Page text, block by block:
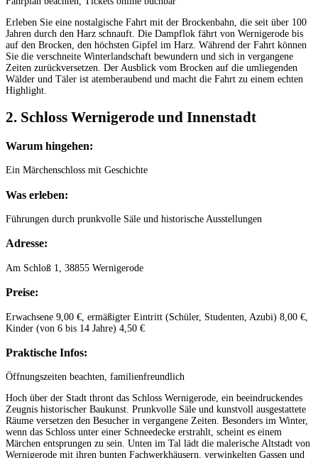
Erleben Sie eine nostalgische Fahrt mit der Brockenbahn, die seit über 100
Jahren durch den Harz schnauft. Die Dampflok fährt von Wernigerode bis
auf den Brocken, den höchsten Gipfel im Harz. Während der Fahrt können
Sie die verschneite Winterlandschaft bewundern und sich in vergangene
Zeiten zurückversetzen. Der Ausblick vom Brocken auf die umliegenden
Wälder und Täler ist atemberaubend und macht die Fahrt zu einem echten
Highlight.
2. Schloss Wernigerode und Innenstadt
Warum hingehen:
Ein Märchenschloss mit Geschichte
Was erleben:
Führungen durch prunkvolle Säle und historische Ausstellungen
Adresse:
Am Schloß 1, 38855 Wernigerode
Preise:
Erwachsene 9,00 €, ermäßigter Eintritt (Schüler, Studenten, Azubi) 8,00 €,
Kinder (von 6 bis 14 Jahre) 4,50 €
Praktische Infos:
Öffnungszeiten beachten, familienfreundlich
Hoch über der Stadt thront das Schloss Wernigerode, ein beeindruckendes
Zeugnis historischer Baukunst. Prunkvolle Säle und kunstvoll ausgestattete
Räume versetzen den Besucher in vergangene Zeiten. Besonders im Winter,
wenn das Schloss unter einer Schneedecke erstrahlt, scheint es einem
Märchen entsprungen zu sein. Unten im Tal lädt die malerische Altstadt von
Wernigerode mit ihren bunten Fachwerkhäusern, verwinkelten Gassen und